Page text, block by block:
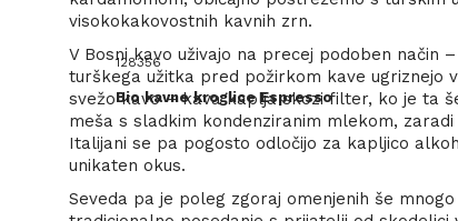
128356
Bio kavne kroglice Espresso
visokokakovostnih kavnih zrn.
V Bosni kavo uživajo na precej podoben način
turškega užitka pred požirkom kave ugriznejo
svežo kavo – kava kaplja skozi filter, ko je ta
meša s sladkim kondenziranim mlekom,
Italijani se pa pogosto odločijo za kapljico
unikaten okus.
Seveda pa je poleg zgoraj omenjenih še